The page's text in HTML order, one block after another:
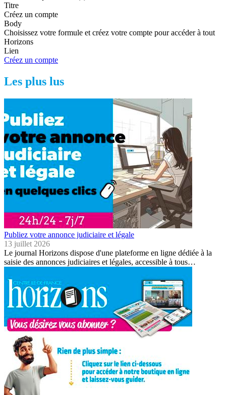
Titre
Créez un compte
Body
Choisissez votre formule et créez votre compte pour accéder à tout
Horizons
Lien
Créez un compte
Les plus lus
Publiez votre annonce judiciaire et légale
13 juillet 2026
Le journal Horizons dispose d'une plateforme en ligne dédiée à la
saisie des annonces judiciaires et légales, accessible à tous…